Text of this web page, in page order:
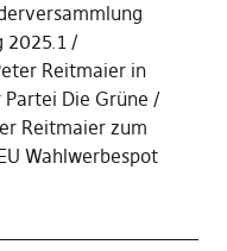
2025.1
Reitmaier in
Die Grüne
Reitmaier zum
Wahlwerbespot